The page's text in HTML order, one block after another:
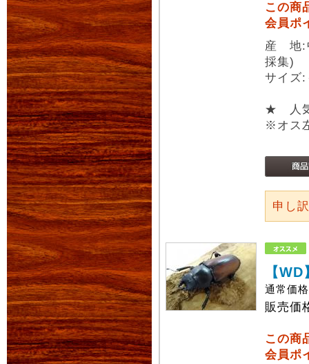
この商
会員ポ
産 地:
採集)
サイ
★ 人気
※オス
申し
【
通常価
販売価
この商
会員ポ